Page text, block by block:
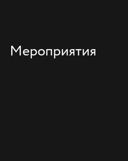
Мероприятия